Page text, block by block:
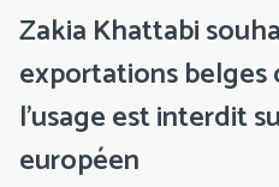
Zakia Khattabi
exportations
l’usage est interdit
européen